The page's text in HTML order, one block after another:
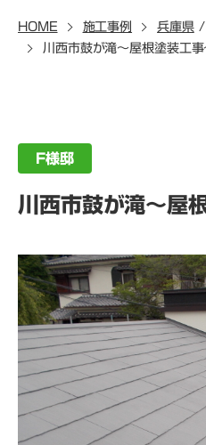
HOME 施工事例 兵庫県/
川西市鼓が滝～屋根塗装工事
F様邸
川西市鼓が滝～屋